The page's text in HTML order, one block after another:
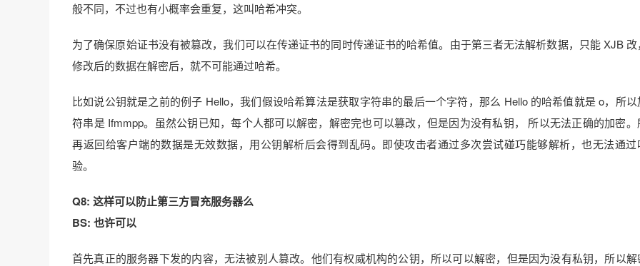
般不同，不过也有小概率会重复，这叫哈希冲突。
为了确保原始证书没有被篡改，我们可以在传递证书的同时传递证书的哈希值。由于第三者无法解析数据，只能 XJB
修改后的数据在解密后，就不可能通过哈希。
比如说公钥就是之前的例子 Hello，我们假设哈希算法是获取字符串的最后一个字符，那么 Hello 的哈希值就是 o，所
符串是 Ifmmpp。虽然公钥已知，每个人都可以解密，解密完也可以篡改，但是因为没有私钥， 所以无法正确的加密
再返回给客户端的数据是无效数据，用公钥解析后会得到乱码。即使攻击者通过多次尝试碰巧能够解析，也无法通过
验。
Q8: 这样可以防止第三方冒充服务器么
BS: 也许可以
首先真正的服务器下发的内容，无法被别人篡改。他们有权威机构的公钥，所以可以解密，但是因为没有私钥，所以